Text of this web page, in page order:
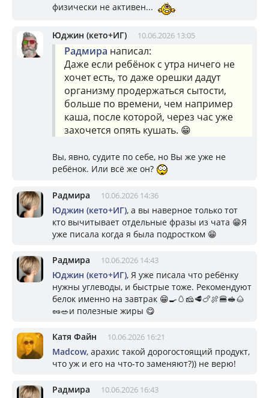
физически не активен...
Юджин (кето+ИГ) 10.06.2026 13:05
Радмира написал:
Даже если ребёнок с утра ничего не
хочет есть, то даже орешки дадут
организму продержаться сытости,
больше по времени, чем например
каша, после которой, через час уже
захочется опять кушать. 😁
Вы, явно, судите по себе, но Вы же уже не
ребёнок. Или всё же он?
Радмира 10.06.2026 14:36
Юджин (кето+ИГ), а вы наверное только тот
кто вычитывает отдельные фразы из чата 😁Я
уже писала когда я была подростком 😁
Радмира 10.06.2026 14:43
Юджин (кето+ИГ), Я уже писала что ребёнку
нужны углеводы, и быстрые тоже. Рекомендуют
белок именно на завтрак 😁🍳🥚🧀🥩🍗🍖🍔🥪🌰
🥜🥗и полезные жиры 😋
Катя Файн 10.06.2026 16:21
Madcow, арахис такой дорогостоящий продукт,
что уж и его на что-то заменяют?)) не верю!
Радмира 10.06.2026 16:43